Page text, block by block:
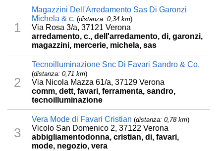
1
Magazzini Dell'Arredamento Sas Di Garonzi
Michela & c. (distanza: 0,34 km)
Via Rosa 3/a, 37121 Verona
arredamento, c., dell'arredamento, di, garonzi,
magazzini, mercerie, michela, sas
2
Tecnoilluminazione Snc Di Favari Sandro & Co.
(distanza: 0,71 km)
Via Nicola Mazza 61/a, 37129 Verona
comm, dett, favari, ferramenta, sandro,
tecnoilluminazione
3
Vera Mode di Favari Cristian (distanza: 0,78 km)
Vicolo San Domenico 2, 37122 Verona
abbigliamentodonna, cristian, di, favari,
mode, negozio, vera